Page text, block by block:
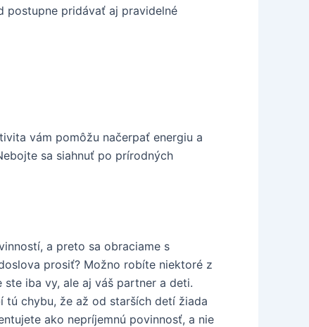
postupne pridávať aj pravidelné
vám pomôžu načerpať energiu a
sa siahnuť po prírodných
a preto sa obraciame s
prosiť? Možno robíte niektoré z
iba vy, ale aj váš partner a deti.
chybu, že až od starších detí žiada
ako nepríjemnú povinnosť, a nie